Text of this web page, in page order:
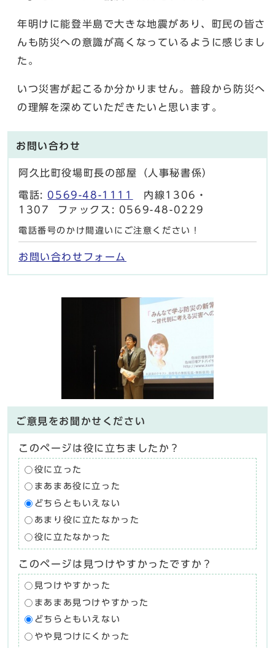
年明けに能登半島で大きな地震があり、町民の皆さ
んも防災への意識が高くなっているように感じまし
た。
いつ災害が起こるか分かりません。普段から防災へ
の理解を深めていただきたいと思います。
お問い合わせ
阿久比町役場町長の部屋（人事秘書係）
電話: 0569-48-1111
内線1306・
1307 ファックス: 0569-48-0229
電話番号のかけ間違いにご注意ください！
お問い合わせフォーム
ご意見をお聞かせください
このページは役に立ちましたか？
役に立った
まあまあ役に立った
どちらともいえない
あまり役に立たなかった
役に立たなかった
このページは見つけやすかったですか？
見つけやすかった
まあまあ見つけやすかった
どちらともいえない
やや見つけにくかった